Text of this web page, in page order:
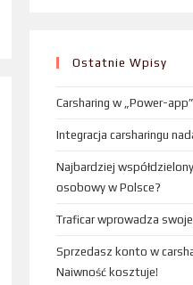
Ostatnie Wpisy
Carsharing w „Power-
Integracja carsharingu
Najbardziej
osobowy w Polsce?
Traficar wprowadza
Sprzedasz konto w
Naiwność kosztuje!